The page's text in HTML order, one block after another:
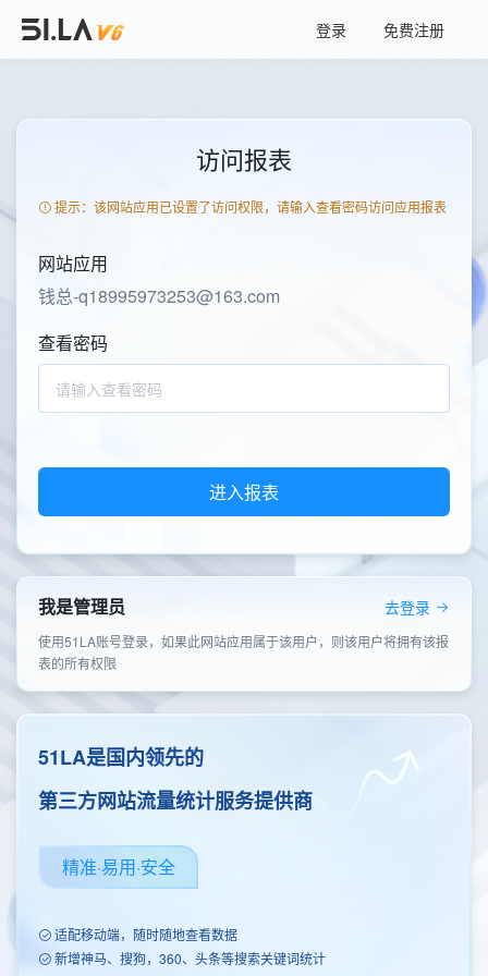
登录 免费注册
51LA是国内领先的
第三方网站流量统计服务提供商
精准·易用·安全
适配移动端，随时随地查看数据
新增神马、搜狗，360、头条等搜索关键词统计
我是管理员 去登录
使用51LA账号登录，如果此网站应用属于该用户，则该用户将拥有该报
表的所有权限
访问报表
提示：该网站应用已设置了访问权限，请输入查看密码访问应用报表
网站应用
钱总-q18995973253@163.com
查看密码
进入报表